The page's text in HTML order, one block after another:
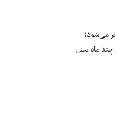
می‌شود؛
ماه بیش